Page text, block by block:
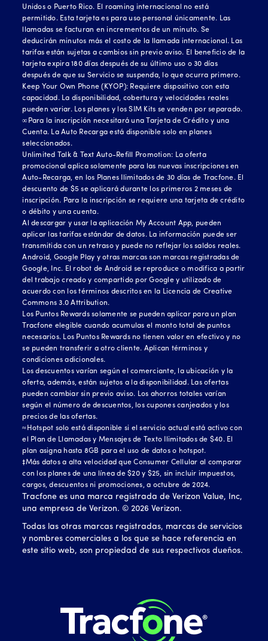
Unidos o Puerto Rico. El roaming internacional no está
permitido. Esta tarjeta es para uso personal únicamente. Las
llamadas se facturan en incrementos de un minuto. Se
deducirán minutos más el costo de la llamada internacional. Las
tarifas están sujetas a cambios sin previo aviso. El beneficio de la
tarjeta expira 180 días después de su último uso o 30 días
después de que su Servicio se suspenda, lo que ocurra primero.
Keep Your Own Phone (KYOP): Requiere dispositivo con esta
capacidad. La disponibilidad, cobertura y velocidades reales
pueden variar. Los planes y los SIM Kits se venden por separado.
∞Para la inscripción necesitará una Tarjeta de Crédito y una
Cuenta. La Auto Recarga está disponible solo en planes
seleccionados.
Unlimited Talk & Text Auto-Refill Promotion: La oferta
promocional aplica solamente para las nuevas inscripciones en
Auto-Recarga, en los Planes Ilimitados de 30 días de Tracfone. El
descuento de $5 se aplicará durante los primeros 2 meses de
inscripción. Para la inscripción se requiere una tarjeta de crédito
o débito y una cuenta.
Al descargar y usar la aplicación My Account App, pueden
aplicar las tarifas estándar de datos. La información puede ser
transmitida con un retraso y puede no reflejar los saldos reales.
Android, Google Play y otras marcas son marcas registradas de
Google, Inc. El robot de Android se reproduce o modifica a partir
del trabajo creado y compartido por Google y utilizado de
acuerdo con los términos descritos en la Licencia de Creative
Commons 3.0 Attribution.
Los Puntos Rewards solamente se pueden aplicar para un plan
Tracfone elegible cuando acumulas el monto total de puntos
necesarios. Los Puntos Rewards no tienen valor en efectivo y no
se pueden transferir a otro cliente. Aplican términos y
condiciones adicionales.
Los descuentos varían según el comerciante, la ubicación y la
oferta, además, están sujetos a la disponibilidad. Las ofertas
pueden cambiar sin previo aviso. Los ahorros totales varían
según el número de descuentos, los cupones canjeados y los
precios de las ofertas.
≈Hotspot solo está disponible si el servicio actual está activo con
el Plan de Llamadas y Mensajes de Texto Ilimitados de $40. El
plan asigna hasta 8GB para el uso de datos o hotspot.
‡Más datos a alta velocidad que Consumer Cellular al comparar
con los planes de una línea de $20 y $25, sin incluir impuestos,
cargos, descuentos ni promociones, a octubre de 2024.
Tracfone es una marca registrada de Verizon Value, Inc,
una empresa de Verizon. ©2026 Verizon.
Todas las otras marcas registradas, marcas de servicios
y nombres comerciales a los que se hace referencia en
este sitio web, son propiedad de sus respectivos dueños.